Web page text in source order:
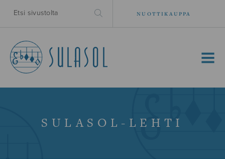
NUOTTIKAUPPA
MENU
SULASOL-LEHTI